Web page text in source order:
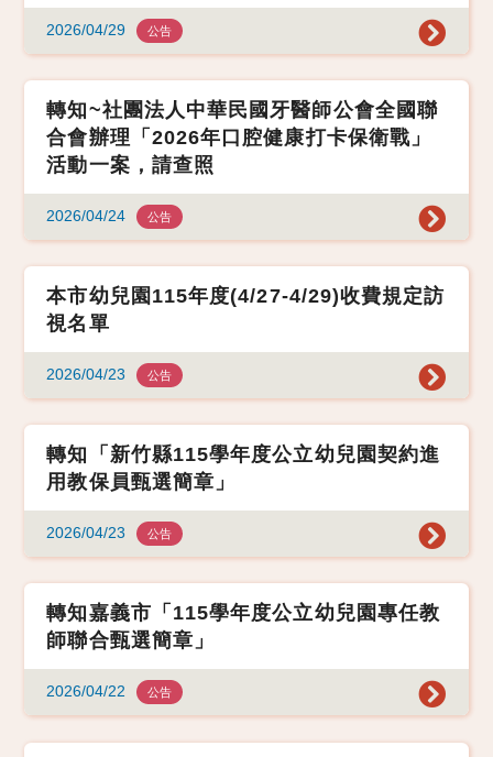
2026/04/29 公告
轉知~社團法人中華民國牙醫師公會全國聯
合會辦理「2026年口腔健康打卡保衛戰」
活動一案，請查照
2026/04/24 公告
本市幼兒園115年度(4/27-4/29)收費規定訪
視名單
2026/04/23 公告
轉知「新竹縣115學年度公立幼兒園契約進
用教保員甄選簡章」
2026/04/23 公告
轉知嘉義市「115學年度公立幼兒園專任教
師聯合甄選簡章」
2026/04/22 公告